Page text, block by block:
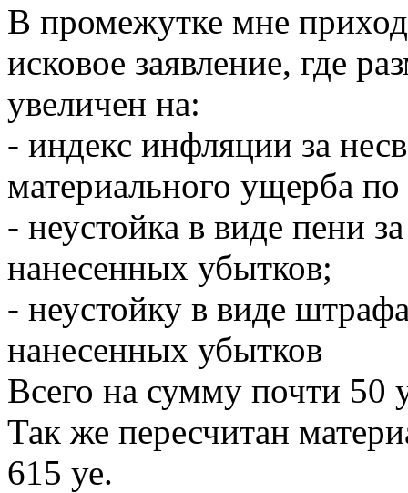
В промежутке мне
исковое заявление, где
увеличен на:
- индекс инфляции за
материального ущерба
- неустойка в виде пени
нанесенных убытков;
- неустойку в виде
нанесенных убытков
Всего на сумму почти 50
Так же пересчитан
615 уе.